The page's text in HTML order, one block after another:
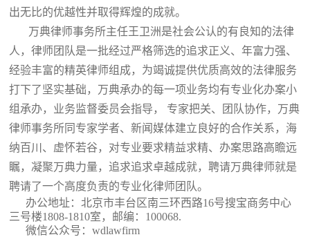
出无比的优越性并取得辉煌的成就。
万典律师事务所主任王卫洲是社会公认的有良知的法律
人，律师团队是一批经过严格筛选的追求正义、年富力强、
经验丰富的精英律师组成，为竭诚提供优质高效的法律服务
打下了坚实基础，万典承办的每一项业务均有专业化办案小
组承办，业务监督委员会指导， 专家把关、团队协作，万典
律师事务所同专家学者、新闻媒体建立良好的合作关系，海
纳百川、虚怀若谷，对专业要求精益求精、办案思路高瞻远
瞩，凝聚万典力量，追求追求卓越成就，聘请万典律师就是
聘请了一个高度负责的专业化律师团队。
办公地址：北京市丰台区南三环西路16号搜宝商务中心
三号楼1808-1810室 ，邮编：100068.
微信公众号：wdlawfirm